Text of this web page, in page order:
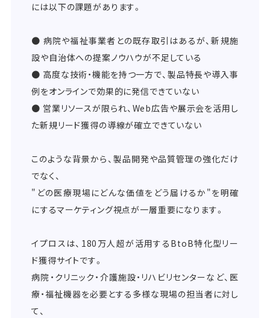
には以下の課題があります。
● 病院や福祉事業者との既存取引はあるが、新規施
設や自治体への提案ノウハウが不足している
● 高度な技術・機能を持つ一方で、製品特長や導入事
例をオンラインで効果的に発信できていない
● 営業リソースが限られ、Web広告や展示会を活用し
た新規リード獲得の導線が確立できていない
このような背景から、製品開発や品質管理の強化だけ
でなく、
"どの医療現場にどんな価値をどう届けるか"を明確
にするマーケティング視点が一層重要になります。
イプロスは、180万人超が活用するBtoB特化型リー
ド獲得サイトです。
病院・クリニック・介護施設・リハビリセンターなど、医
療・福祉機器を必要とする多様な現場の担当者に対し
て、